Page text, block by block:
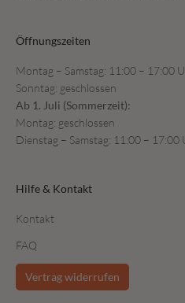
Öffnungszeiten
Montag – Samstag: 11:00 – 17:00
Sonntag: geschlossen
Ab 1. Juli (Sommerzeit):
Montag: geschlossen
Dienstag – Samstag: 11:00 – 17:00
Hilfe & Kontakt
Kontakt
FAQ
Vertrag widerrufen